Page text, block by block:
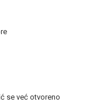
se već otvoreno